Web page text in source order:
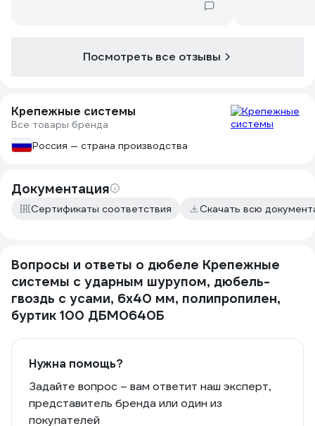
Посмотреть все отзывы
Крепежные системы
Все товары бренда
Россия — страна производства
Документация
Сертификаты соответствия Скачать всю
Вопросы и ответы о дюбеле Крепежные
системы с ударным шурупом, дюбель-
гвоздь с усами, 6x40 мм, полипропилен,
буртик 100 ДБМ0640Б
Нужна помощь?
Задайте вопрос – вам ответит наш эксперт,
представитель бренда или один из
покупателей